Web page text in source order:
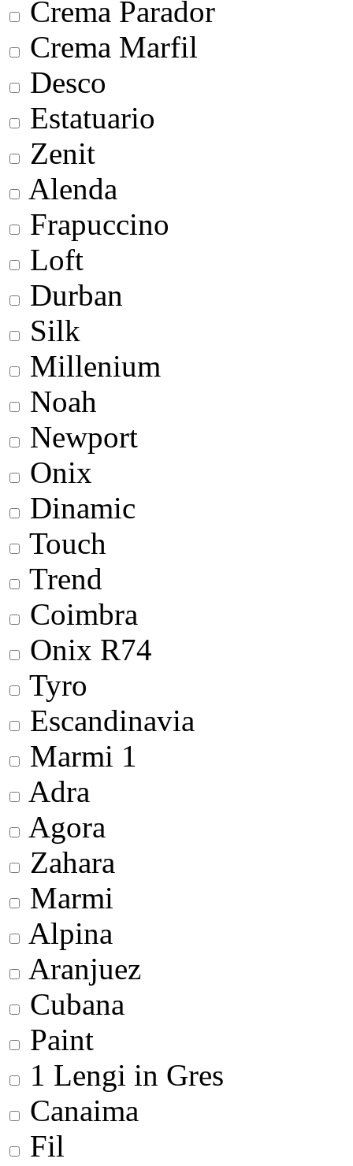
Crema Parador
Crema Marfil
Desco
Estatuario
Zenit
Alenda
Frapuccino
Loft
Durban
Silk
Millenium
Noah
Newport
Onix
Dinamic
Touch
Trend
Coimbra
Onix R74
Tyro
Escandinavia
Marmi 1
Adra
Agora
Zahara
Marmi
Alpina
Aranjuez
Cubana
Paint
1 Lengi in Gres
Canaima
Fil